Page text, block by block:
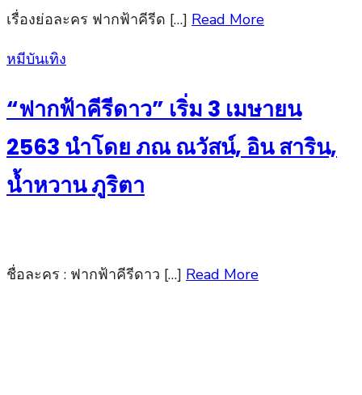
เรื่องย่อละคร ฟากฟ้าคีรีด […] Read More
Posted
หมีบันเทิง
“ฟากฟ้าคีรีดาว” เริ่ม 3 เมษายน
2563 นำโดย ภณ ณวัสน์, อิน สาริน,
น้ำหวาน ภูริตา
ชื่อละคร : ฟากฟ้าคีรีดาว […] Read More